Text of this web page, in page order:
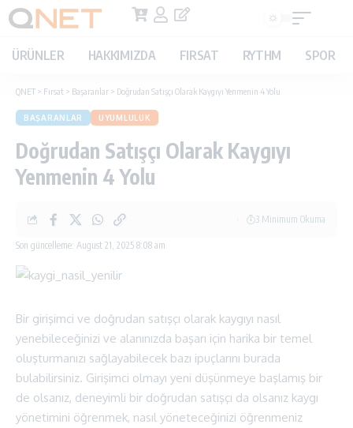
ÜRÜNLER HAKKIMIZDA FIRSAT RYTHM SPOR
QNET > Fırsat > Başaranlar > Doğrudan Satışçı Olarak Kaygıyı Yenmenin 4 Yolu
BAŞARANLAR UYUMLULUK
Doğrudan Satışçı Olarak Kaygıyı
Yenmenin 4 Yolu
Son güncelleme: August 21, 2025 8:08 am
3 Minimum Okuma
Bir girişimci ve doğrudan satışçı olarak kaygıyı nasıl
yenebileceğinizi ve alanınızda başarı için harika bir temel
oluşturmanızı sağlayabilecek bazı ipuçlarını burada
bulabilirsiniz. Girişimci olmayı yeni düşünmeye başlamış bir
de olsanız, deneyimli bir doğrudan satışçı da olsanız kaygı
yönetimini öğrenmek, nasıl yöneteceğinizi öğrenmeniz